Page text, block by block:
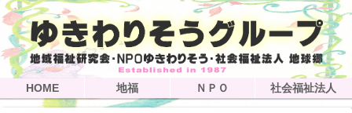
HOME 地福 ＮＰＯ 社会福祉法人